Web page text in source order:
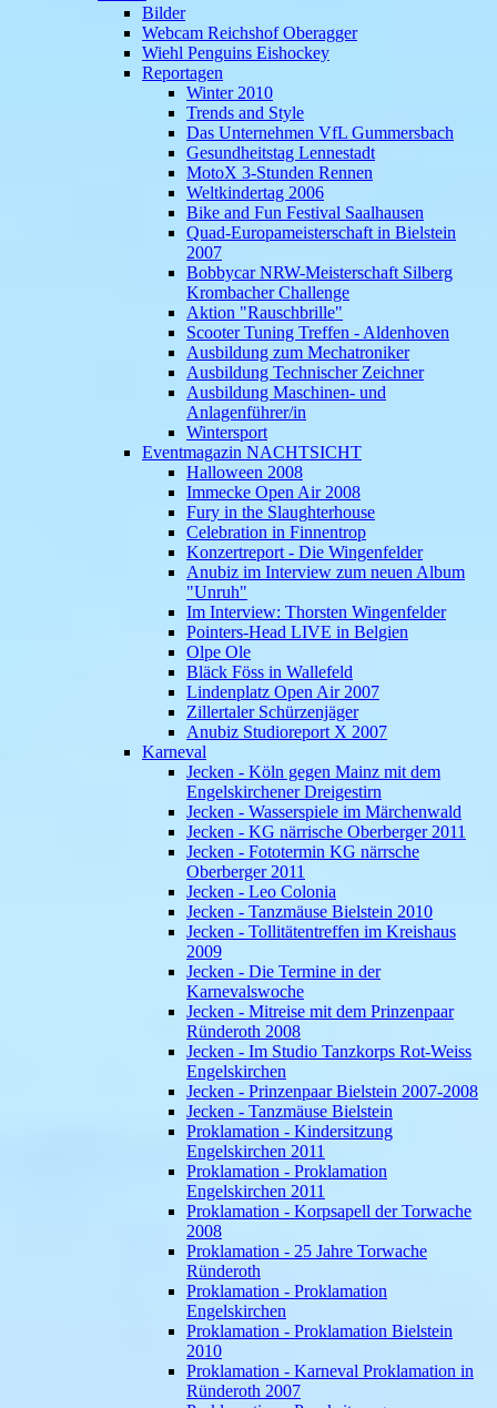
Bilder
Webcam Reichshof Oberagger
Wiehl Penguins Eishockey
Reportagen
Winter 2010
Trends and Style
Das Unternehmen VfL Gummersbach
Gesundheitstag Lennestadt
MotoX 3-Stunden Rennen
Weltkindertag 2006
Bike and Fun Festival Saalhausen
Quad-Europameisterschaft in Bielstein
2007
Bobbycar NRW-Meisterschaft Silberg
Krombacher Challenge
Aktion "Rauschbrille"
Scooter Tuning Treffen - Aldenhoven
Ausbildung zum Mechatroniker
Ausbildung Technischer Zeichner
Ausbildung Maschinen- und
Anlagenführer/in
Wintersport
Eventmagazin NACHTSICHT
Halloween 2008
Immecke Open Air 2008
Fury in the Slaughterhouse
Celebration in Finnentrop
Konzertreport - Die Wingenfelder
Anubiz im Interview zum neuen Album
"Unruh"
Im Interview: Thorsten Wingenfelder
Pointers-Head LIVE in Belgien
Olpe Ole
Bläck Föss in Wallefeld
Lindenplatz Open Air 2007
Zillertaler Schürzenjäger
Anubiz Studioreport X 2007
Karneval
Jecken - Köln gegen Mainz mit dem
Engelskirchener Dreigestirn
Jecken - Wasserspiele im Märchenwald
Jecken - KG närrische Oberberger 2011
Jecken - Fototermin KG närrsche
Oberberger 2011
Jecken - Leo Colonia
Jecken - Tanzmäuse Bielstein 2010
Jecken - Tollitätentreffen im Kreishaus
2009
Jecken - Die Termine in der
Karnevalswoche
Jecken - Mitreise mit dem Prinzenpaar
Ründeroth 2008
Jecken - Im Studio Tanzkorps Rot-Weiss
Engelskirchen
Jecken - Prinzenpaar Bielstein 2007-2008
Jecken - Tanzmäuse Bielstein
Proklamation - Kindersitzung
Engelskirchen 2011
Proklamation - Proklamation
Engelskirchen 2011
Proklamation - Korpsapell der Torwache
2008
Proklamation - 25 Jahre Torwache
Ründeroth
Proklamation - Proklamation
Engelskirchen
Proklamation - Proklamation Bielstein
2010
Proklamation - Karneval Proklamation in
Ründeroth 2007